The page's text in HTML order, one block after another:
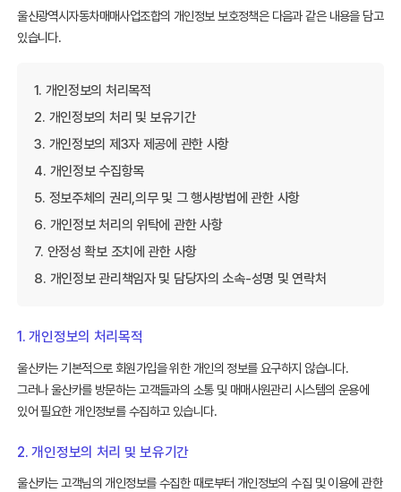
울산광역시자동차매매사업조합의 개인정보 보호정책은 다음과 같은 내용을 담고
있습니다.
1. 개인정보의 처리목적
2. 개인정보의 처리 및 보유기간
3. 개인정보의 제3자 제공에 관한 사항
4. 개인정보 수집항목
5. 정보주체의 권리,의무 및 그 행사방법에 관한 사항
6. 개인정보 처리의 위탁에 관한 사항
7. 안정성 확보 조치에 관한 사항
8. 개인정보 관리책임자 및 담당자의 소속-성명 및 연락처
1. 개인정보의 처리목적
울산카는 기본적으로 회원가입을 위한 개인의 정보를 요구하지 않습니다.
그러나 울산카를 방문하는 고객들과의 소통 및 매매사원관리 시스템의 운용에
있어 필요한 개인정보를 수집하고 있습니다.
2. 개인정보의 처리 및 보유기간
울산카는 고객님의 개인정보를 수집한 때로부터 개인정보의 수집 및 이용에 관한